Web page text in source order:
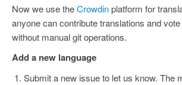
Now we use theCrowdinplatform for
anyone can contribute translations and
without manual git operations.
Add a new language
Submit a new issue to let us know. The